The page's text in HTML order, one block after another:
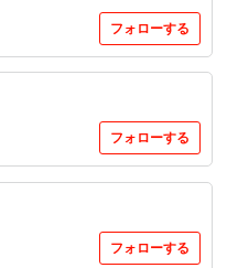
フォローする
フォローする
フォローする